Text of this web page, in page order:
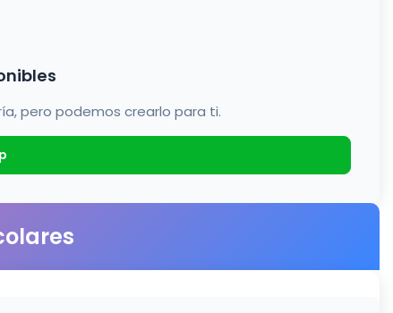
pero podemos crearlo para ti.